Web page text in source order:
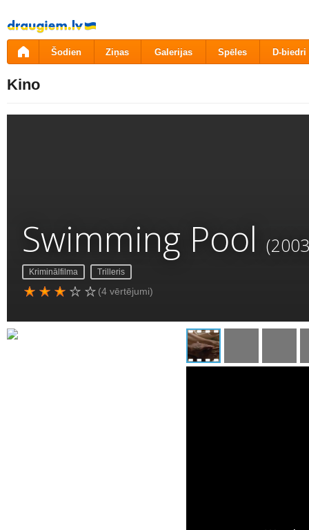
Pāriet
uz
saturu
Šodien Ziņas Galerijas Spēles D-biedri
Kino
Swimming Pool
Kriminālfilma Trilleris
(4 vērtējumi)